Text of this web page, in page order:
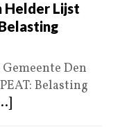
Helder Lijst
Den
Belasting